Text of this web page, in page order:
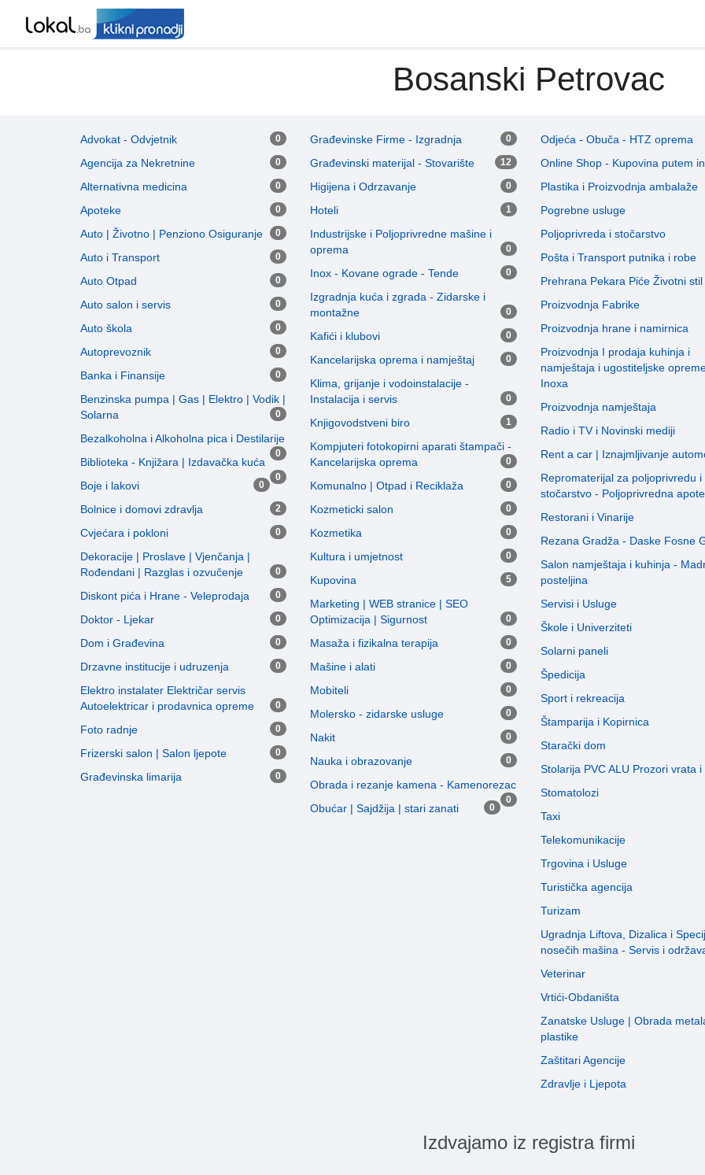
Bosanski Petrovac
Advokat - Odvjetnik 0
Agencija za Nekretnine 0
Alternativna medicina 0
Apoteke 0
Auto | Životno | Penziono Osiguranje 0
Auto i Transport 0
Auto Otpad 0
Auto salon i servis 0
Auto škola 0
Autoprevoznik 0
Banka i Finansije 0
Benzinska pumpa | Gas | Elektro | Vodik |
Solarna
0
Bezalkoholna i Alkoholna pica i Destilarije
0
Biblioteka - Knjižara | Izdavačka kuća
0
Boje i lakovi 0
Bolnice i domovi zdravlja 2
Cvjećara i pokloni 0
Dekoracije | Proslave | Vjenčanja |
Rođendani | Razglas i ozvučenje
0
Diskont pića i Hrane - Veleprodaja 0
Doktor - Ljekar 0
Dom i Građevina 0
Drzavne institucije i udruzenja 0
Elektro instalater Električar servis
Autoelektricar i prodavnica opreme
0
Foto radnje 0
Frizerski salon | Salon ljepote 0
Građevinska limarija 0
Građevinske Firme - Izgradnja 0
Građevinski materijal - Stovarište 12
Higijena i Odrzavanje 0
Hoteli 1
Industrijske i Poljoprivredne mašine i
oprema
0
Inox - Kovane ograde - Tende 0
Izgradnja kuća i zgrada - Zidarske i
montažne
0
Kafići i klubovi 0
Kancelarijska oprema i namještaj 0
Klima, grijanje i vodoinstalacije -
Instalacija i servis
0
Knjigovodstveni biro 1
Kompjuteri fotokopirni aparati štampači -
Kancelarijska oprema
0
Komunalno | Otpad i Reciklaža 0
Kozmeticki salon 0
Kozmetika 0
Kultura i umjetnost 0
Kupovina 5
Marketing | WEB stranice | SEO
Optimizacija | Sigurnost
0
Masaža i fizikalna terapija 0
Mašine i alati 0
Mobiteli 0
Molersko - zidarske usluge 0
Nakit 0
Nauka i obrazovanje 0
Obrada i rezanje kamena - Kamenorezac
0
Obućar | Sajdžija | stari zanati 0
Odjeća - Obuča - HTZ oprema
Online Shop - Kupovina putem
Plastika i Proizvodnja ambalaže
Pogrebne usluge
Poljoprivreda i stočarstvo
Pošta i Transport putnika i robe
Prehrana Pekara Piće Životni stil
Proizvodnja Fabrike
Proizvodnja hrane i namirnica
Proizvodnja I prodaja kuhinja i
namještaja i ugostiteljske
Inoxa
Proizvodnja namještaja
Radio i TV i Novinski mediji
Rent a car | Iznajmljivanje
Repromaterijal za poljoprivredu i
stočarstvo - Poljoprivredna
Restorani i Vinarije
Rezana Gradža - Daske Fosne
Salon namještaja i kuhinja -
posteljina
Servisi i Usluge
Škole i Univerziteti
Solarni paneli
Špedicija
Sport i rekreacija
Štamparija i Kopirnica
Starački dom
Stolarija PVC ALU Prozori vrata
Stomatolozi
Taxi
Telekomunikacije
Trgovina i Usluge
Turistička agencija
Turizam
Ugradnja Liftova, Dizalica i
nosečih mašina - Servis i
Veterinar
Vrtići-Obdaništa
Zanatske Usluge | Obrada
plastike
Zaštitari Agencije
Zdravlje i Ljepota
Izdvajamo iz registra firmi